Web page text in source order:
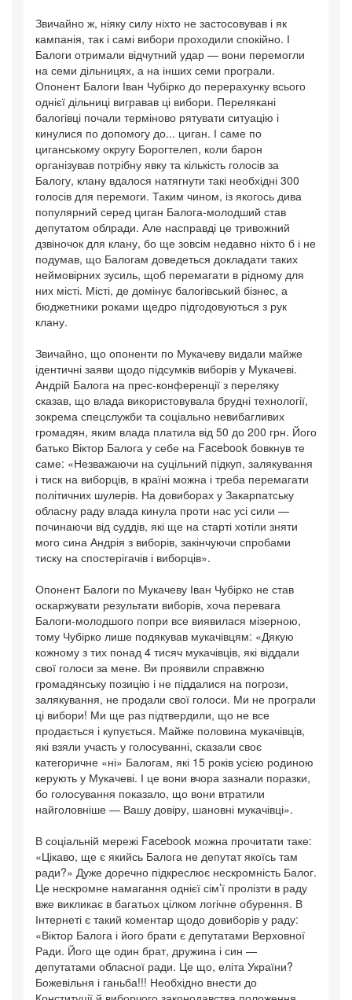
Звичайно ж, ніяку силу ніхто не застосовував і як
кампанія, так і самі вибори проходили спокійно. І
Балоги отримали відчутний удар — вони перемогли
на семи дільницях, а на інших семи програли.
Опонент Балоги Іван Чубірко до перерахунку всього
однієї дільниці вигравав ці вибори. Перелякані
балогівці почали терміново рятувати ситуацію і
кинулися по допомогу до... циган. І саме по
циганському округу Борогтелеп, коли барон
організував потрібну явку та кількість голосів за
Балогу, клану вдалося натягнути такі необхідні 300
голосів для перемоги. Таким чином, із якогось дива
популярний серед циган Балога-молодший став
депутатом облради. Але насправді це тривожний
дзвіночок для клану, бо ще зовсім недавно ніхто б і не
подумав, що Балогам доведеться докладати таких
неймовірних зусиль, щоб перемагати в рідному для
них місті. Місті, де домінує балогівський бізнес, а
бюджетники роками щедро підгодовуються з рук
клану.
Звичайно, що опоненти по Мукачеву видали майже
ідентичні заяви щодо підсумків виборів у Мукачеві.
Андрій Балога на прес-конференції з переляку
сказав, що влада використовувала брудні технології,
зокрема спецслужби та соціально невибагливих
громадян, яким влада платила від 50 до 200 грн. Його
батько Віктор Балога у себе на Facebook бовкнув те
саме: «Незважаючи на суцільний підкуп, залякування
і тиск на виборців, в країні можна і треба перемагати
політичних шулерів. На довиборах у Закарпатську
обласну раду влада кинула проти нас усі сили —
починаючи від суддів, які ще на старті хотіли зняти
мого сина Андрія з виборів, закінчуючи спробами
тиску на спостерігачів і виборців».
Опонент Балоги по Мукачеву Іван Чубірко не став
оскаржувати результати виборів, хоча перевага
Балоги-молодшого попри все виявилася мізерною,
тому Чубірко лише подякував мукачівцям: «Дякую
кожному з тих понад 4 тисяч мукачівців, які віддали
свої голоси за мене. Ви проявили справжню
громадянську позицію і не піддалися на погрози,
залякування, не продали свої голоси. Ми не програли
ці вибори! Ми ще раз підтвердили, що не все
продається і купується. Майже половина мукачівців,
які взяли участь у голосуванні, сказали своє
категоричне «ні» Балогам, які 15 років усією родиною
керують у Мукачеві. І це вони вчора зазнали поразки,
бо голосування показало, що вони втратили
найголовніше — Вашу довіру, шановні мукачівці».
В соціальній мережі Facebook можна прочитати таке:
«Цікаво, ще є якийсь Балога не депутат якоїсь там
ради?» Дуже доречно підкреслює нескромність Балог.
Це нескромне намагання однієї сім’ї пролізти в раду
вже викликає в багатьох цілком логічне обурення. В
Інтернеті є такий коментар щодо довиборів у раду:
«Віктор Балога і його брати є депутатами Верховної
Ради. Його ще один брат, дружина і син —
депутатами обласної ради. Це що, еліта України?
Божевільня і ганьба!!! Необхідно внести до